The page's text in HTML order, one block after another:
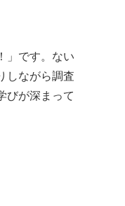
」です。ない
しながら調査
びが深まって